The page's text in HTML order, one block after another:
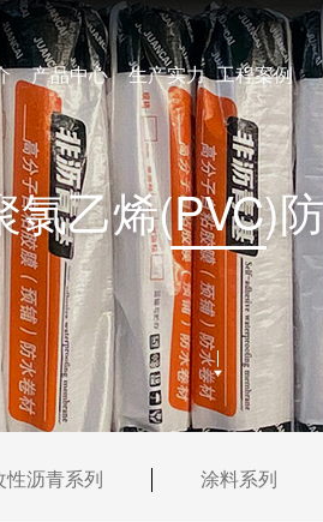
产品中心 生产实力 工程案例
氯乙烯(PVC)
性沥青系列 涂料系列